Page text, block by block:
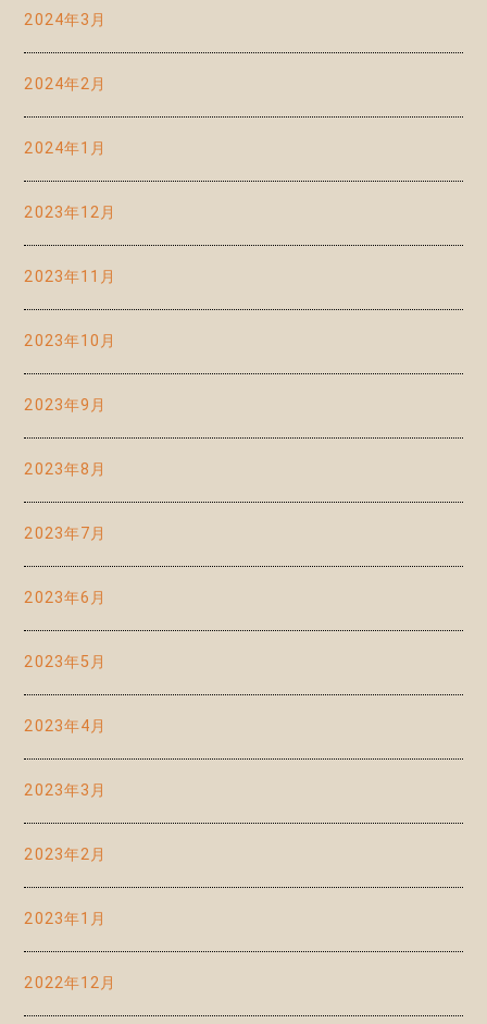
2024年3月
2024年2月
2024年1月
2023年12月
2023年11月
2023年10月
2023年9月
2023年8月
2023年7月
2023年6月
2023年5月
2023年4月
2023年3月
2023年2月
2023年1月
2022年12月